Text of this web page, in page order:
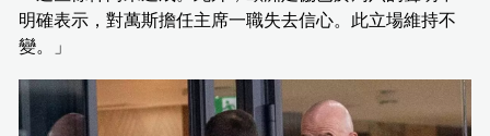
明確表示，對萬斯擔任主席一職失去信心。此立場維持不
變。」